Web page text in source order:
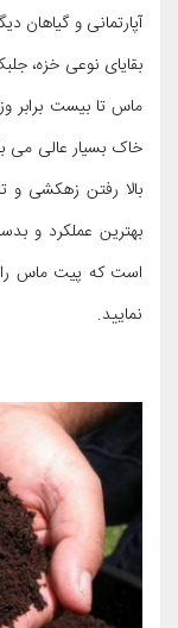
آپارتمانی و گیاهان
بقایای نوعی خزه،
ماس تا بیست
خاک بسیار عالی می
بالا رفتن زهکشی
بهترین عملکرد و
است که پیت ماس را
نمایید.